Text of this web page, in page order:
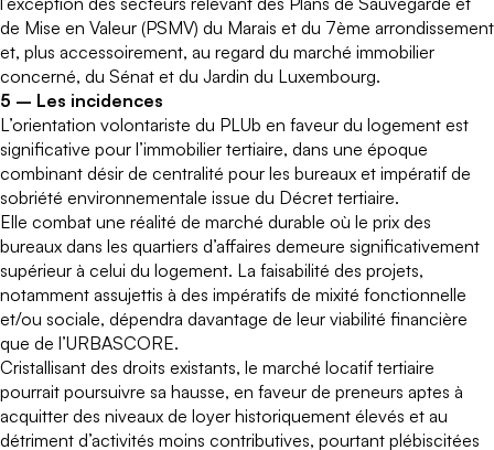
de Mise en Valeur (PSMV) du Marais et du 7ème arrondissement
et, plus accessoirement, au regard du marché immobilier
concerné, du Sénat et du Jardin du Luxembourg.
5 – Les incidences
L’orientation volontariste du PLUb en faveur du logement est
significative pour l’immobilier tertiaire, dans une époque
combinant désir de centralité pour les bureaux et impératif de
sobriété environnementale issue du Décret tertiaire.
Elle combat une réalité de marché durable où le prix des
bureaux dans les quartiers d’affaires demeure significativement
supérieur à celui du logement. La faisabilité des projets,
notamment assujettis à des impératifs de mixité fonctionnelle
et/ou sociale, dépendra davantage de leur viabilité financière
que de l’URBASCORE.
Cristallisant des droits existants, le marché locatif tertiaire
pourrait poursuivre sa hausse, en faveur de preneurs aptes à
acquitter des niveaux de loyer historiquement élevés et au
détriment d’activités moins contributives, pourtant plébiscitées